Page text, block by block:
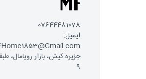
07644481078
ایمیل:
جزیره کیش، بازار رویامال،
9